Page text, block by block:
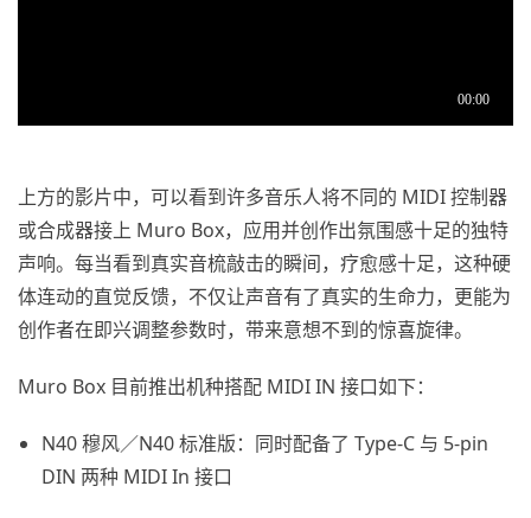
上方的影片中，可以看到许多音乐人将不同的 MIDI 控制器
或合成器接上 Muro Box，应用并创作出氛围感十足的独特
声响。每当看到真实音梳敲击的瞬间，疗愈感十足，这种硬
体连动的直觉反馈，不仅让声音有了真实的生命力，更能为
创作者在即兴调整参数时，带来意想不到的惊喜旋律。
Muro Box 目前推出机种搭配 MIDI IN 接口如下：
N40 穆风／N40 标准版：同时配备了 Type-C 与 5-pin
DIN 两种 MIDI In 接口